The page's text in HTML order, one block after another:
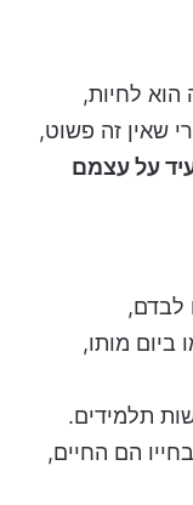
לחיות,
שאין זה פשוט,
על עצמם
לבדם,
ביום מותו,
תלמידים.
הם החיים,